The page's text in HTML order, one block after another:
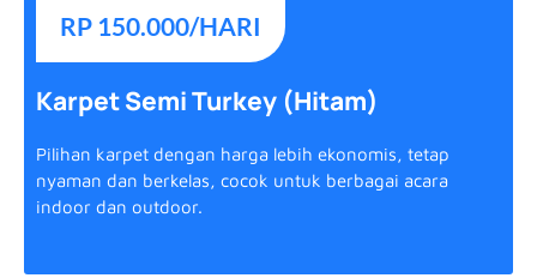
RP 150.000/HARI
Karpet Semi Turkey (Hitam)
Pilihan karpet dengan harga lebih ekonomis, tetap
nyaman dan berkelas, cocok untuk berbagai acara
indoor dan outdoor.